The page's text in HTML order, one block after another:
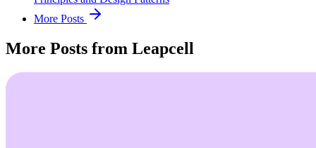
More Posts
More Posts from Leapcell